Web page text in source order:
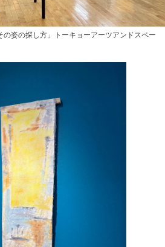
姿の探し方」トーキョーアーツアンドスペー